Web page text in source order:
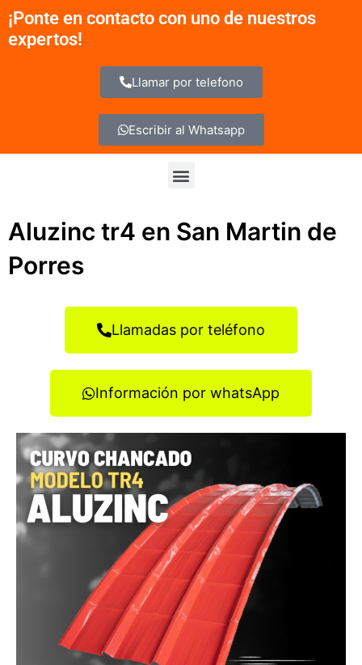
contenido
¡Ponte en contacto con uno de nuestros
expertos!
Llamar por telefono
Escribir al Whatsapp
Menu
Aluzinc tr4 en San Martin de
Porres
Llamadas por teléfono
Información por whatsApp